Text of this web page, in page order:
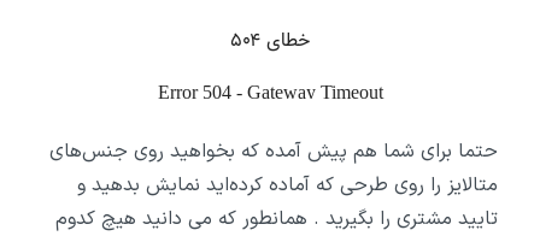
حتما برای شما هم پیش آمده که بخواهید روی جنس‌های
متالایز را روی طرحی که آماده کرده‌اید نمایش بدهید و
تایید مشتری را بگیرید . همانطور که می دانید هیچ کدوم